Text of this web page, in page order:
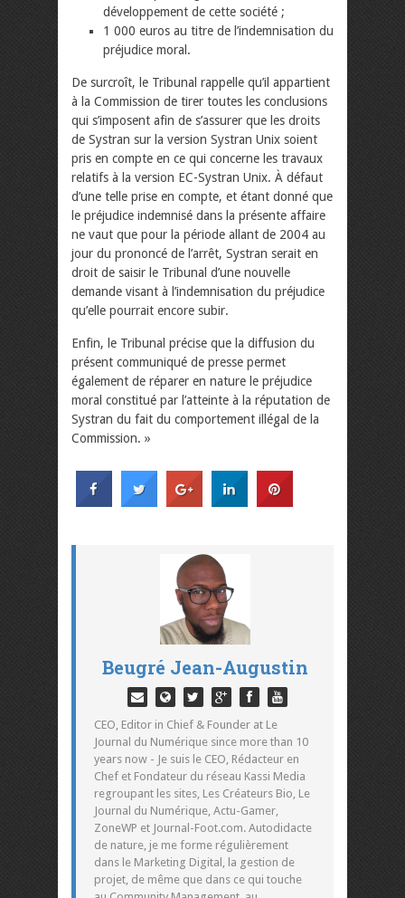
développement de cette société ;
1 000 euros au titre de l’indemnisation du
préjudice moral.
De surcroît, le Tribunal rappelle qu’il appartient
à la Commission de tirer toutes les conclusions
qui s’imposent afin de s’assurer que les droits
de Systran sur la version Systran Unix soient
pris en compte en ce qui concerne les travaux
relatifs à la version EC-Systran Unix. À défaut
d’une telle prise en compte, et étant donné que
le préjudice indemnisé dans la présente affaire
ne vaut que pour la période allant de 2004 au
jour du prononcé de l’arrêt, Systran serait en
droit de saisir le Tribunal d’une nouvelle
demande visant à l’indemnisation du préjudice
qu’elle pourrait encore subir.
Enfin, le Tribunal précise que la diffusion du
présent communiqué de presse permet
également de réparer en nature le préjudice
moral constitué par l’atteinte à la réputation de
Systran du fait du comportement illégal de la
Commission. »
Beugré Jean-Augustin
CEO, Editor in Chief & Founder at Le
Journal du Numérique since more than 10
years now - Je suis le CEO, Rédacteur en
Chef et Fondateur du réseau Kassi Media
regroupant les sites, Les Créateurs Bio, Le
Journal du Numérique, Actu-Gamer,
ZoneWP et Journal-Foot.com. Autodidacte
de nature, je me forme régulièrement
dans le Marketing Digital, la gestion de
projet, de même que dans ce qui touche